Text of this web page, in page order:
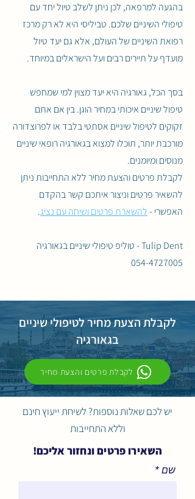
בהגעה למרפאה, לכן ניתן לשלב טיול יחד עם
טיפולי השיניים שלכם. טביליסי היא לא רק מרכז
רפואת השיניים של העולם, אלא גם יעד טיול
מועדף על תיירים רבים ועל הישראלים במיוחד.
בסך הכל, גאורגיה היא יעד מצוין למי שמחפש
טיפול שיניים איכותי במחיר הוגן. בין אם אתם
זקוקים לטיפול שיניים אסתטי בלבד או לפרוצדורה
מורכבת יותר, תוכלו למצוא בגאורגיה רופאי שיניים
מנוסים ומיומנים.
לקבלת פרטים והצעת מחיר ללא התחייבות ניתן
להשאיר פרטים וניצור איתכם קשר בהקדם
האפשרי -להשארת פרטים ושיחה עם נציג.
Tulip Dent - טוליפ טיפולי שיניים בגאורגיה
054-4727005
לקבלת הצעת מחיר לטיפולי שיניים
בגאורגיה
לקבלת פרטים והצעת מחיר
יש לכם שאלות נוספות? לשיחת ייעוץ חינם
וללא התחייבות
השאירו פרטים ונחזור אליכם!
שם